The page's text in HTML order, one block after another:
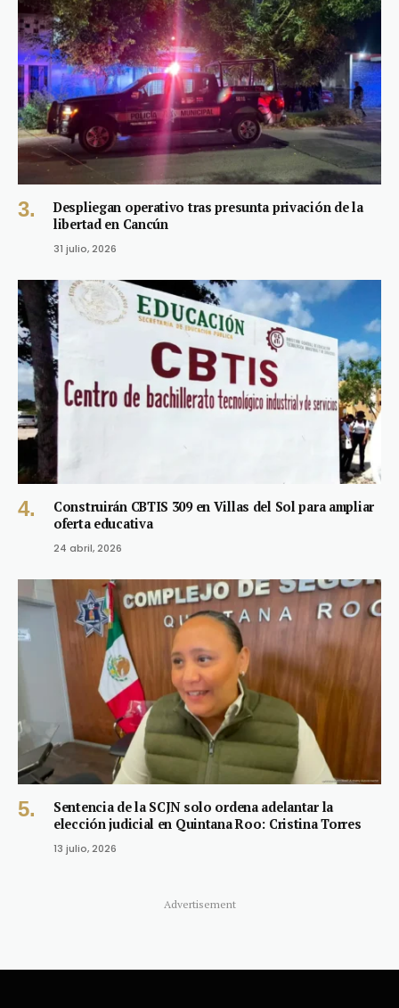
Despliegan operativo tras presunta privación de la
libertad en Cancún
31 julio, 2026
Construirán CBTIS 309 en Villas del Sol para ampliar
oferta educativa
24 abril, 2026
Sentencia de la SCJN solo ordena adelantar la
elección judicial en Quintana Roo: Cristina Torres
13 julio, 2026
Advertisement